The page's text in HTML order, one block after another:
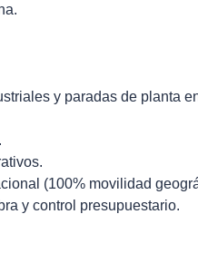
y paradas de planta
(100% movilidad
y control presupuestario.